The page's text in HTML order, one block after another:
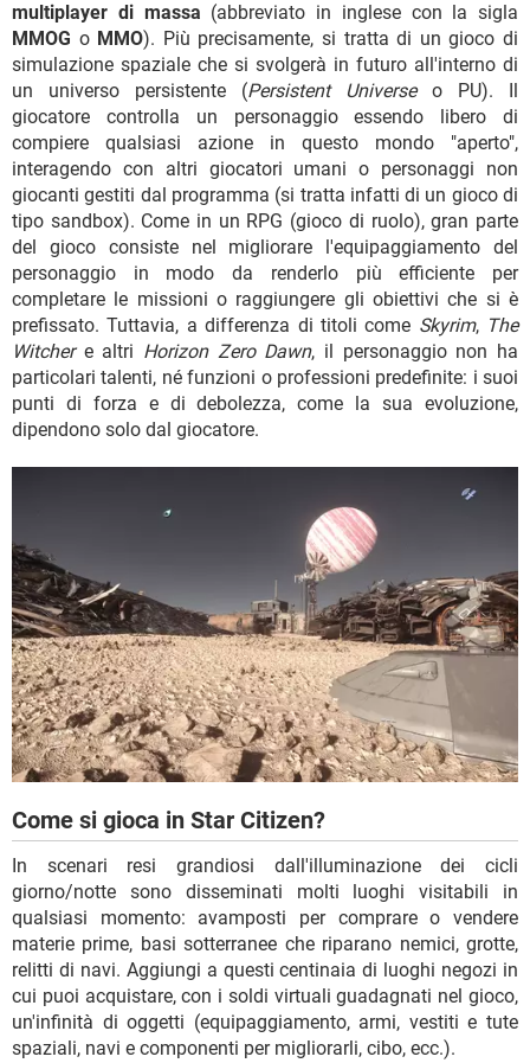
multiplayer di massa (abbreviato in inglese con la sigla
MMOG o MMO). Più precisamente, si tratta di un gioco di
simulazione spaziale che si svolgerà in futuro all'interno di
un universo persistente (Persistent Universeo PU). Il
giocatore controlla un personaggio essendo libero di
compiere qualsiasi azione in questo mondo "aperto",
interagendo con altri giocatori umani o personaggi non
giocanti gestiti dal programma (si tratta infatti di un gioco di
tipo sandbox). Come in un RPG (gioco di ruolo), gran parte
del gioco consiste nel migliorare l'equipaggiamento del
personaggio in modo da renderlo più efficiente per
completare le missioni o raggiungere gli obiettivi che si è
prefissato. Tuttavia, a differenza di titoli come Skyrim, The
Witchere altri Horizon Zero Dawn, il personaggio non ha
particolari talenti, né funzioni o professioni predefinite: i suoi
punti di forza e di debolezza, come la sua evoluzione,
dipendono solo dal giocatore.
Come si gioca in Star Citizen?
In scenari resi grandiosi dall'illuminazione dei cicli
giorno/notte sono disseminati molti luoghi visitabili in
qualsiasi momento: avamposti per comprare o vendere
materie prime, basi sotterranee che riparano nemici, grotte,
relitti di navi. Aggiungi a questi centinaia di luoghi negozi in
cui puoi acquistare, con i soldi virtuali guadagnati nel gioco,
un'infinità di oggetti (equipaggiamento, armi, vestiti e tute
spaziali, navi e componenti per migliorarli, cibo, ecc.).